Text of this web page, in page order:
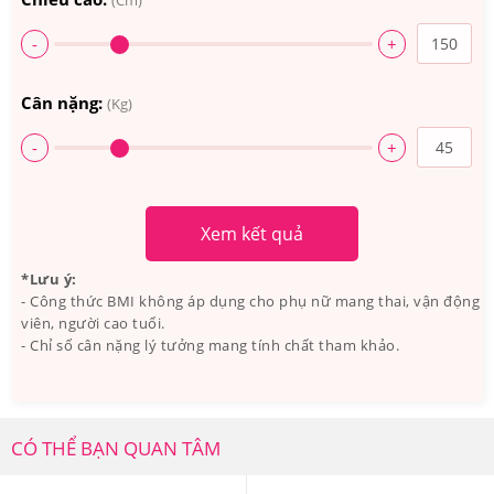
Phosphate, Magnesium Oxide, Microcrystalline
Cellulose, Crospovidone, Acacia, Ascorbyl Palmitate,
Pantothenate, Calcium Stearate, Cholecalciferol (Vit.
D3), Chromium Picolinate, Citric Acid, Corn Starch,
- +
Cân nặng: (Kg)
- +
Xem kết quả
*Lưu ý:
- Công thức BMI không áp dụng cho phụ nữ mang thai, vận động
viên, người cao tuổi.
- Chỉ số cân nặng lý tưởng mang tính chất tham khảo.
CÓ THỂ BẠN QUAN TÂM